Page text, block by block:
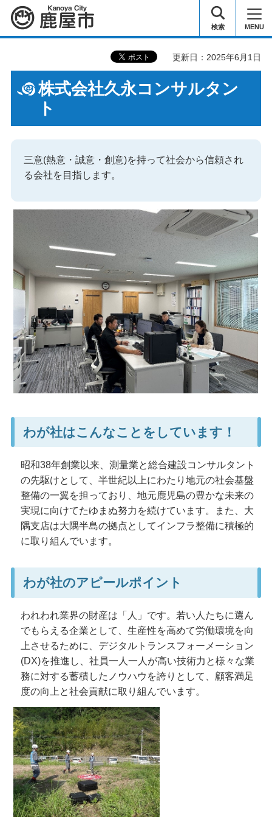
鹿屋市 検索 MENU
更新日：2025年6月1日
株式会社久永コンサルタン
ト
三意(熱意・誠意・創意)を持って社会から信頼され
る会社を目指します。
わが社はこんなことをしています！
昭和38年創業以来、測量業と総合建設コンサルタント
の先駆けとして、半世紀以上にわたり地元の社会基盤
整備の一翼を担っており、地元鹿児島の豊かな未来の
実現に向けてたゆまぬ努力を続けています。また、大
隅支店は大隅半島の拠点としてインフラ整備に積極的
に取り組んでいます。
わが社のアピールポイント
われわれ業界の財産は「人」です。若い人たちに選ん
でもらえる企業として、生産性を高めて労働環境を向
上させるために、デジタルトランスフォーメーション
(DX)を推進し、社員一人一人が高い技術力と様々な業
務に対する蓄積したノウハウを誇りとして、顧客満足
度の向上と社会貢献に取り組んでいます。